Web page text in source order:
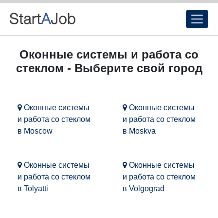
Оконные системы и работа со
стеклом - Выберите свой город
Оконные системы
и работа со стеклом
в Moscow
Оконные системы
и работа со стеклом
в Moskva
Оконные системы
и работа со стеклом
в Tolyatti
Оконные системы
и работа со стеклом
в Volgograd